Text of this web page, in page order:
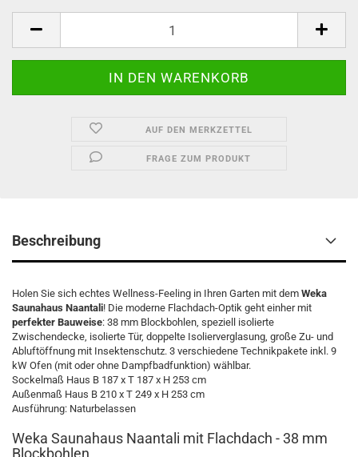
AUF DEN MERKZETTEL
FRAGE ZUM PRODUKT
Beschreibung
Holen Sie sich echtes Wellness-Feeling in Ihren Garten mit dem Weka
Saunahaus Naantali! Die moderne Flachdach-Optik geht einher mit
perfekter Bauweise: 38 mm Blockbohlen, speziell isolierte
Zwischendecke, isolierte Tür, doppelte Isolierverglasung, große Zu- und
Abluftöffnung mit Insektenschutz. 3 verschiedene Technikpakete inkl. 9
kW Ofen (mit oder ohne Dampfbadfunktion) wählbar.
Sockelmaß Haus B 187 x T 187 x H 253 cm
Außenmaß Haus B 210 x T 249 x H 253 cm
Ausführung: Naturbelassen
Weka Saunahaus Naantali mit Flachdach - 38 mm
Blockbohlen